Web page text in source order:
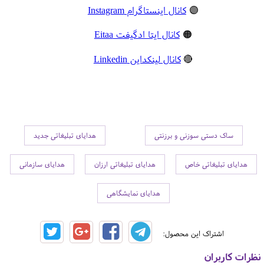
🟣کانال اینستاگرام Instagram
🟠کانال ایتا ادگیفت Eitaa
🔴 کانال لینکداین Linkedin
ساک دستی سوزنی و برزنتی هدایای تبلیغاتی جدید
هدایای تبلیغاتی خاص هدایای تبلیغاتی ارزان هدایای سازمانی
هدایای نمایشگاهی
اشتراک این محصول:
نظرات کاربران